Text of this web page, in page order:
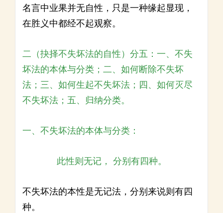
名言中业果并无自性，只是一种缘起显现，
在胜义中都经不起观察。
二（抉择不失坏法的自性）分五：一、不失
坏法的本体与分类；二、如何断除不失坏
法；三、如何生起不失坏法；四、如何灭尽
不失坏法；五、归纳分类。
一、不失坏法的本体与分类：
此性则无记， 分别有四种。
不失坏法的本性是无记法，分别来说则有四
种。